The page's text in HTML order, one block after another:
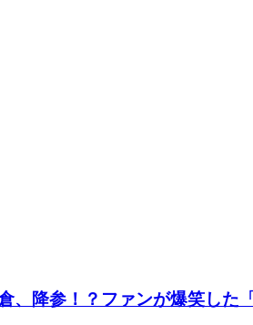
、降参！？ファンが爆笑した